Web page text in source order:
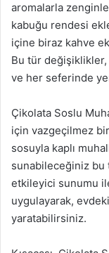
aromalarla
kabuğu rendesi
içine biraz kahve
Bu tür
ve her seferinde
Çikolata Soslu
için vazgeçilmez
sosuyla kaplı
sunabileceğiniz bu
etkileyici sunumu
uygulayarak,
yaratabilirsiniz.